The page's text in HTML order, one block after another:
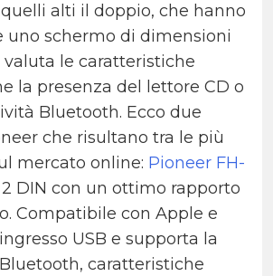
alti il doppio, che hanno
uno schermo di dimensioni
valuta le caratteristiche
la presenza del lettore CD o
Bluetooth. Ecco due
che risultano tra le più
mercato online: Pioneer FH-
DIN con un ottimo rapporto
Compatibile con Apple e
USB e supporta la
caratteristiche